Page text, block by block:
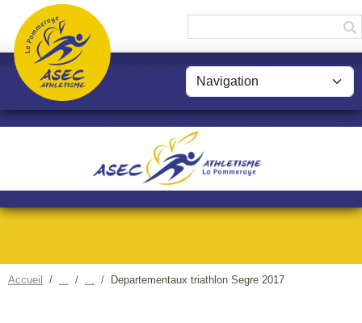
Accueil Departementaux triathlon Segre 2017
Panneau de gestion des cookies